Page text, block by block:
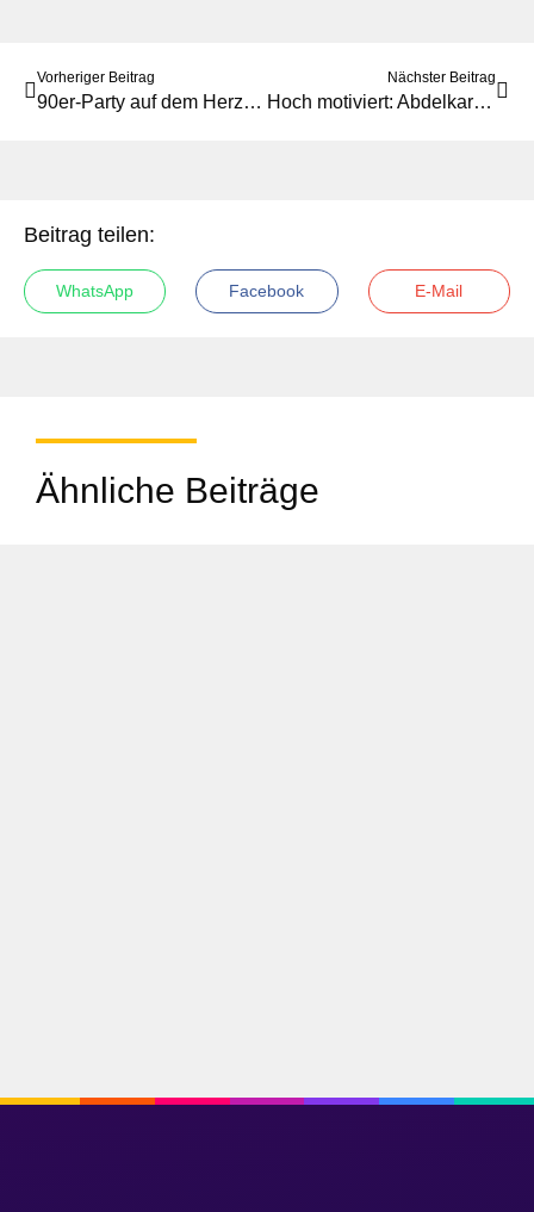
Vorheriger Beitrag
90er-Party auf dem Herzogkeller
Nächster Beitrag
Hoch motiviert: Abdelkarim im Interview
Beitrag teilen:
WhatsApp Facebook E-Mail
Ähnliche Beiträge